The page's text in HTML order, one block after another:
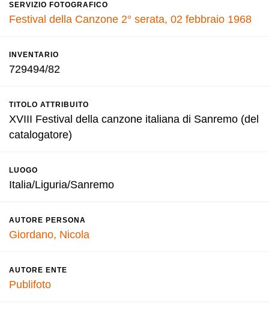
SERVIZIO FOTOGRAFICO
Festival della Canzone 2° serata, 02 febbraio 1968
INVENTARIO
729494/82
TITOLO ATTRIBUITO
XVIII Festival della canzone italiana di Sanremo (del
catalogatore)
LUOGO
Italia/Liguria/Sanremo
AUTORE PERSONA
Giordano, Nicola
AUTORE ENTE
Publifoto